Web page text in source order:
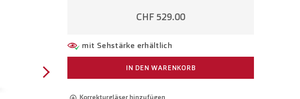
CHF 529.00
mit Sehstärke erhältlich
IN DEN WARENKORB
Korrekturgläser hinzufügen